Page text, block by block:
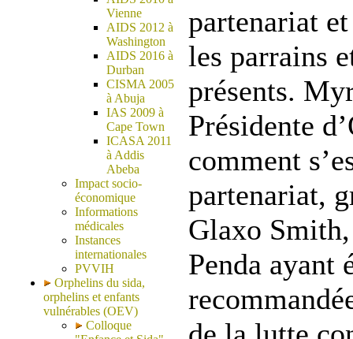
Vienne
AIDS 2012 à
Washington
AIDS 2016 à
Durban
CISMA 2005
à Abuja
IAS 2009 à
Cape Town
ICASA 2011
à Addis
Abeba
Impact socio-
économique
Informations
médicales
Instances
internationales
PVVIH
Orphelins du sida,
orphelins et enfants
vulnérables (OEV)
Colloque
partenariat
les parrains
présents.
Présidente
comment
partenariat,
Glaxo
Penda ayant